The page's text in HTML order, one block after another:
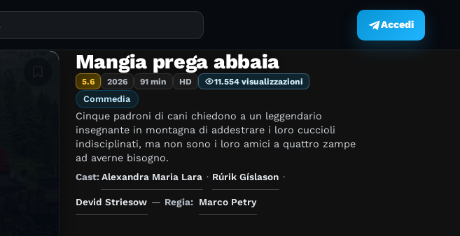
registi, generi e temi.
Accedi
Aggiungi in lista
Mangia prega abbaia
5.6 2026 91 min HD 11.554 visualizzazioni
Commedia
Cinque padroni di cani chiedono a un leggendario
insegnante in montagna di addestrare i loro cuccioli
indisciplinati, ma non sono i loro amici a quattro zampe
ad averne bisogno.
Cast: Alexandra Maria Lara · Rúrik Gíslason ·
Devid Striesow — Regia: Marco Petry